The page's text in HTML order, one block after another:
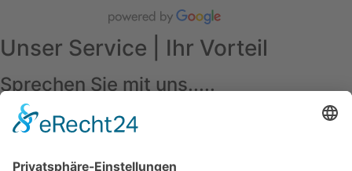
Unser Service | Ihr Vorteil
Sprechen Sie mit uns.....
Unverbindlich Kontakt aufnehmen